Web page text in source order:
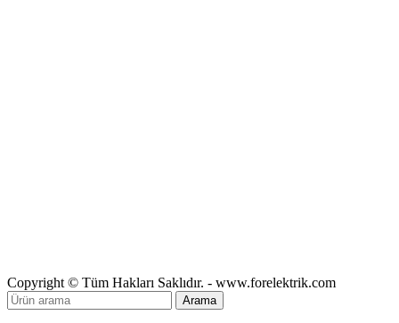
Copyright © Tüm Hakları Saklıdır. - www.forelektrik.com
Arama